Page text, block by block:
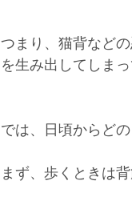
つまり、猫背など
を生み出してしま
では、日頃からど
まず、歩くときは